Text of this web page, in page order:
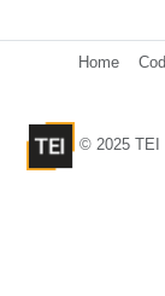
Home
© 2025